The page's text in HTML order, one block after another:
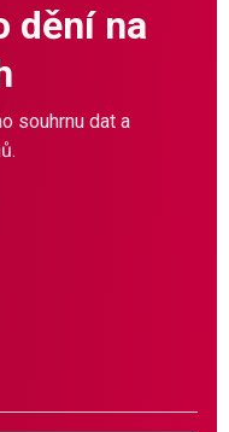
dění na
souhrnu dat a